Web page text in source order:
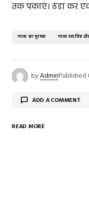
तक पकाएं। ठंडा कर
गाजर का मुरब्बा गाजर स्वादिष्ट
byAdminPublished
ADD A COMMENT
READ MORE